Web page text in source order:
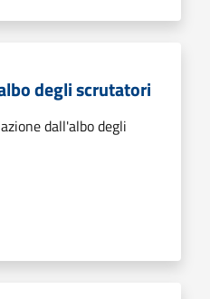
degli scrutatori
dall'albo degli